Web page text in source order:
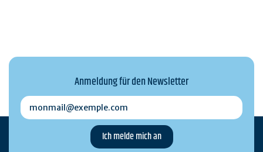
Anmeldung für den Newsletter
monmail@exemple.com